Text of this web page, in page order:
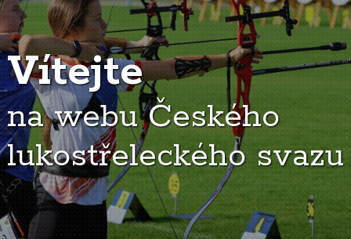
Vítejte
na webu Českého
lukostřeleckého svazu